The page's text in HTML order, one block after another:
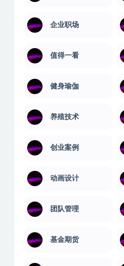
企业职场
值得一看
健身瑜伽
养殖技术
创业案例
动画设计
团队管理
基金期货